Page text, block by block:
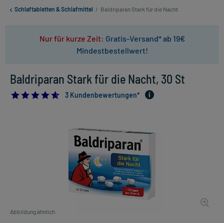
Schlaftabletten & Schlafmittel / Baldriparan Stark für die Nacht
Nur für kurze Zeit: Gratis-Versand* ab 19€
Mindestbestellwert!
Baldriparan Stark für die Nacht, 30 St
4.666666666666667
3 Kundenbewertungen*
Abbildung ähnlich